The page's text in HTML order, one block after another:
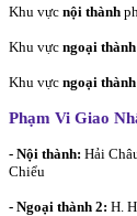
Khu vực nội thành
Khu vực ngoại thành
Khu vực ngoại thành
Phạm Vi Giao
- Nội thành: Hải
Chiểu
- Ngoại thành 2: H.